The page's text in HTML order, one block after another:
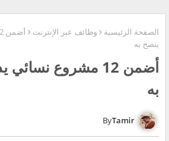
الصفحة الرئيسية وظائف عبر الإنترنت
ينصح به
أضمن 12 مشروع
به
Tamir